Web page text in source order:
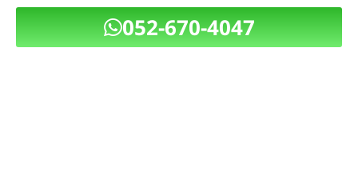
052-670-4047